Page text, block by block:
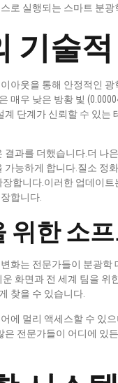
로 실행되는 스마트 분
기술
아웃을 통해 안정적인
우 낮은 방황 빛
계 단계가 신뢰할 수 있
결과를 더했습니다.더 나
가능하게 합니다.질소 정
합니다.이러한 업데이
합니다.
위한 소
화는 전문가들이 분광
화면과 전 세계 팀을
찾을 수 있습니다.
에 멀리 액세스할 수 있
은 전문가들이 어디에 있